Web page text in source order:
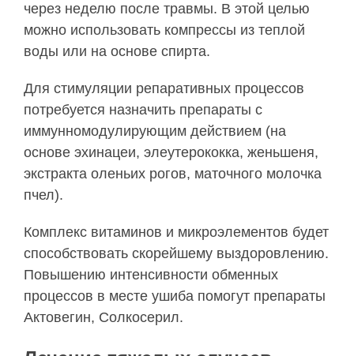
через неделю после травмы. В этой целью
можно использовать компрессы из теплой
воды или на основе спирта.
Для стимуляции репаративных процессов
потребуется назначить препараты с
иммунномодулирующим действием (на
основе эхинацеи, элеутерококка, женьшеня,
экстракта оленьих рогов, маточного молочка
пчел).
Комплекс витаминов и микроэлементов будет
способствовать скорейшему выздоровлению.
Повышению интенсивности обменных
процессов в месте ушиба помогут препараты
Актовегин, Солкосерил.